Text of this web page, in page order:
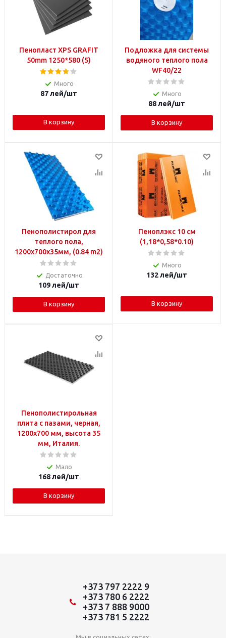
Пенопласт XPS GRAFIT
50mm 1250*580 (5)
Много
87лей/шт
В корзину
Подложка для системы
водяного теплого пола
WF40/22
Много
88лей/шт
В корзину
Пенополистирол для
теплого пола,
1200х700х35мм, (0.84 m2)
Достаточно
109лей/шт
В корзину
Пеноплэкс 10 см
(1,18*0,58*0.10)
Много
132лей/шт
В корзину
Пенополистирольная
плита с пазами, черная,
1200x700 мм, высота 35
мм, Италия.
Мало
168лей/шт
В корзину
+373 797 2222 9
+373 780 6 2222
+373 7 888 9000
+373 781 5 2222